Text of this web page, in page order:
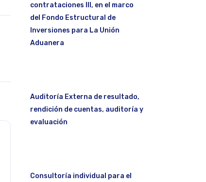
contrataciones III, en el marco
del Fondo Estructural de
Inversiones para La Unión
Aduanera
Auditoría Externa de resultado,
rendición de cuentas, auditoría y
evaluación
Consultoría individual para el